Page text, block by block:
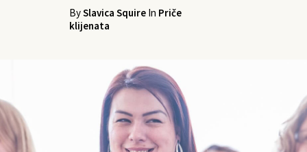
BySlavica Squire In Priče
klijenata